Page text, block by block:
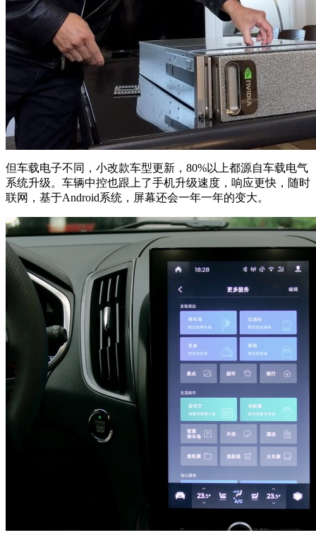
但车载电子不同，小改款车型更新，80%以上都源自车载电气
系统升级。车辆中控也跟上了手机升级速度，响应更快，随时
联网，基于Android系统，屏幕还会一年一年的变大。